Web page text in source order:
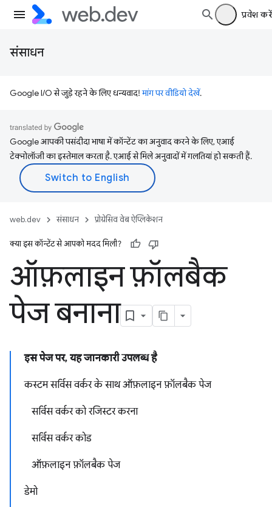
प्रवेश करें
संसाधन
Google I/O से जुड़े रहने के लिए धन्यवाद!मांग पर वीडियो देखें.
Google आपकी पसंदीदा भाषा में कॉन्टेंट का अनुवाद करने के लिए, एआई
टेक्नोलॉजी का इस्तेमाल करता है. एआई से मिले अनुवादों में गलतियां हो सकती हैं.
web.dev संसाधन प्रोग्रेसिव वेब ऐप्लिकेशन
क्या इस कॉन्टेंट से आपको मदद मिली?
ऑफ़लाइन फ़ॉलबैक
पेज बनाना
इस पेज पर, यह जानकारी उपलब्ध है
कस्टम सर्विस वर्कर के साथ ऑफ़लाइन फ़ॉलबैक पेज
सर्विस वर्कर को रजिस्टर करना
सर्विस वर्कर कोड
ऑफ़लाइन फ़ॉलबैक पेज
डेमो